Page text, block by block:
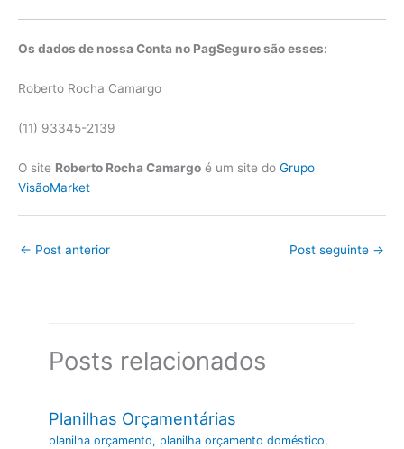
Os dados de nossa Conta no PagSeguro são esses:
Roberto Rocha Camargo
(11) 93345-2139
O site Roberto Rocha Camargo é um site do Grupo
VisãoMarket
← Post anterior Post seguinte →
Posts relacionados
Planilhas Orçamentárias
planilha orçamento, planilha orçamento doméstico,